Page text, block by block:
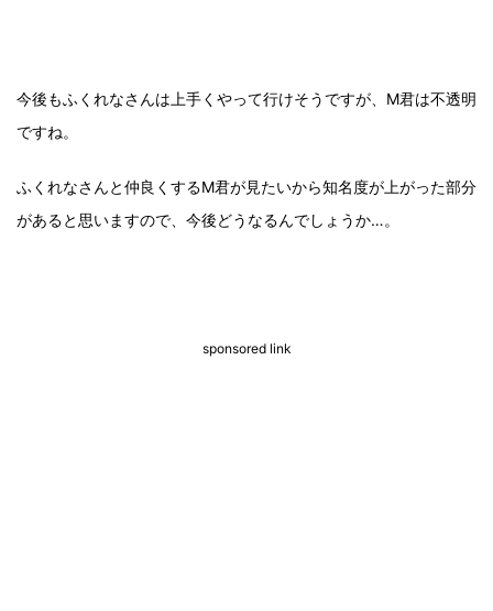
今後もふくれなさんは上手くやって行けそうですが、M君は不透明
ですね。
ふくれなさんと仲良くするM君が見たいから知名度が上がった部分
があると思いますので、今後どうなるんでしょうか…。
sponsored link